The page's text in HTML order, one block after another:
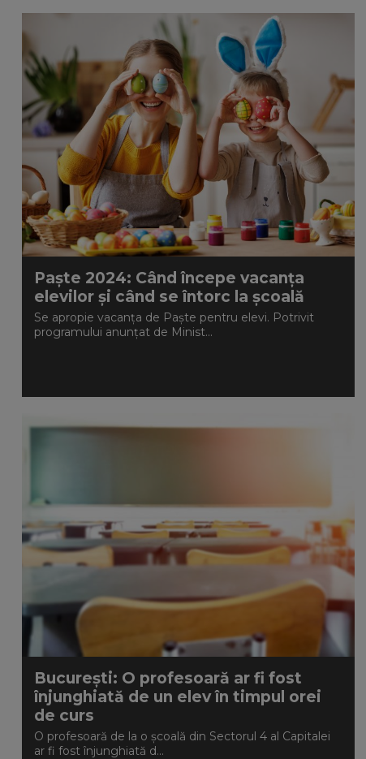
Paște 2024: Când începe vacanța
elevilor și când se întorc la școală
Se apropie vacanța de Paște pentru elevi. Potrivit
programului anunțat de Minist...
București: O profesoară ar fi fost
înjunghiată de un elev în timpul orei
de curs
O profesoară de la o școală din Sectorul 4 al Capitalei
ar fi fost înjunghiată d...